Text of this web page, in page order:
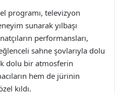
programı, televizyon
sunarak yılbaşı
performansları,
sahne şovlarıyla dolu
dolu bir atmosferin
hem de jürinin
kıldı.